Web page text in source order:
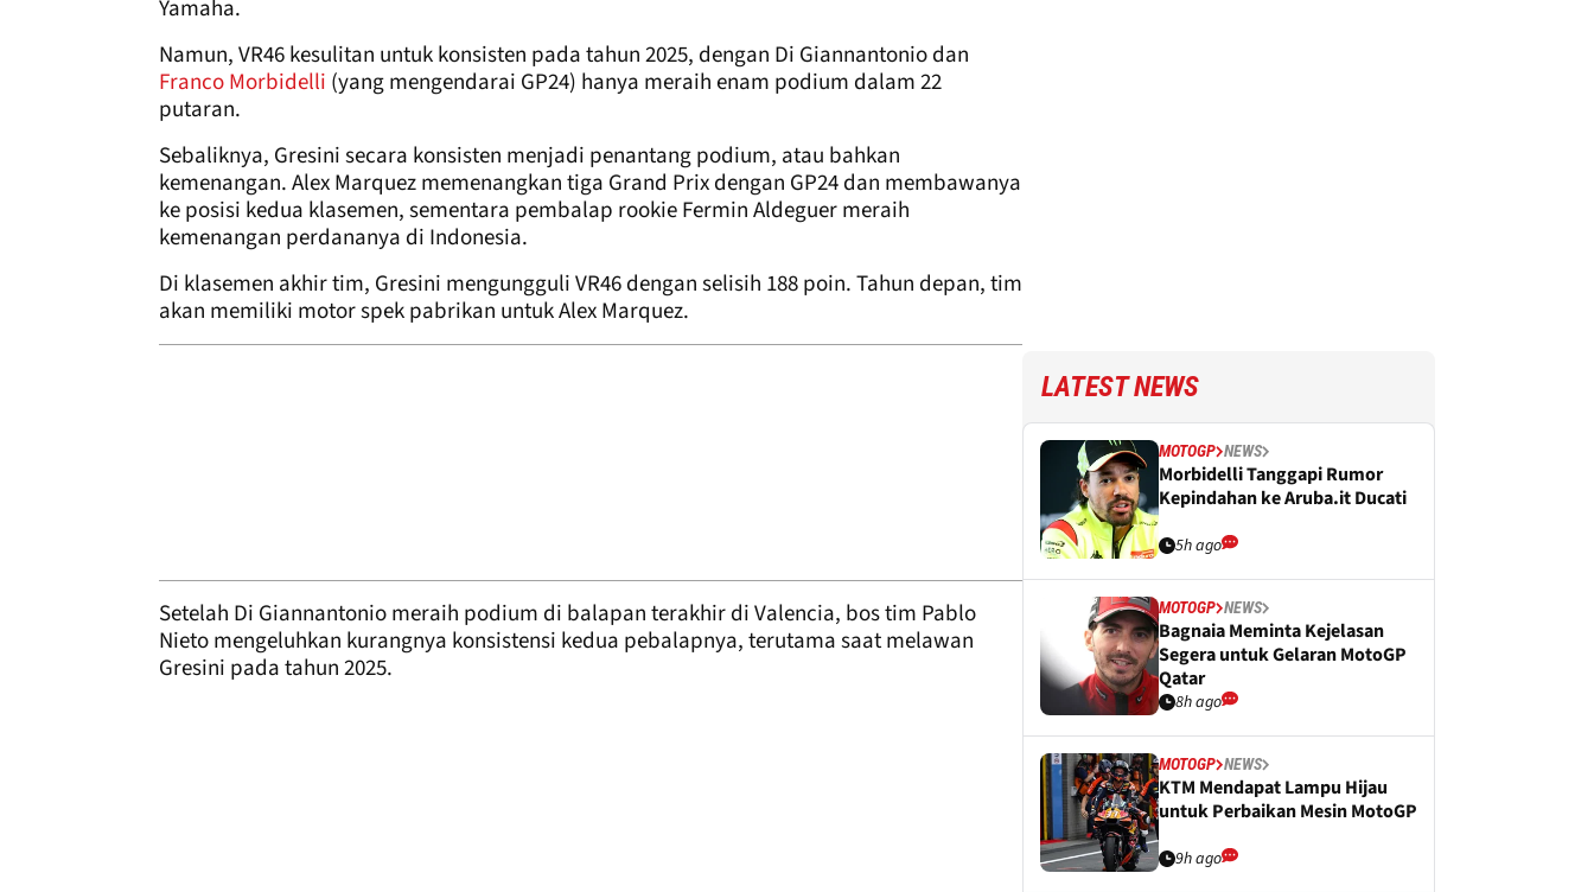
Yamaha.
Namun, VR46 kesulitan untuk konsisten pada tahun 2025, dengan Di Giannantonio dan
Franco Morbidelli (yang mengendarai GP24) hanya meraih enam podium dalam 22
putaran.
Sebaliknya, Gresini secara konsisten menjadi penantang podium, atau bahkan
kemenangan. Alex Marquez memenangkan tiga Grand Prix dengan GP24 dan membawanya
ke posisi kedua klasemen, sementara pembalap rookie Fermin Aldeguer meraih
kemenangan perdananya di Indonesia.
Di klasemen akhir tim, Gresini mengungguli VR46 dengan selisih 188 poin. Tahun depan, tim
akan memiliki motor spek pabrikan untuk Alex Marquez.
Setelah Di Giannantonio meraih podium di balapan terakhir di Valencia, bos tim Pablo
Nieto mengeluhkan kurangnya konsistensi kedua pebalapnya, terutama saat melawan
Gresini pada tahun 2025.
LATEST NEWS
MOTOGP NEWS
Morbidelli Tanggapi Rumor
Kepindahan ke Aruba.it Ducati
5h ago
MOTOGP NEWS
Bagnaia Meminta Kejelasan
Segera untuk Gelaran MotoGP
Qatar
8h ago
MOTOGP NEWS
KTM Mendapat Lampu Hijau
untuk Perbaikan Mesin MotoGP
9h ago